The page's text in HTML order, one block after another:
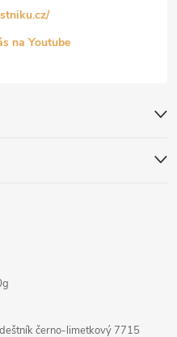
černo-limetkový 7715
na Youtube